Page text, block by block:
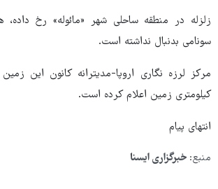
زلزله در منطقه ساحلی شهر «مائوله» رخ داده،
سونامی بدنبال نداشته است.
کیلومتری زمین اعلام کرده است.
انتهای پیام
منبع: خبرگزاری ایسنا